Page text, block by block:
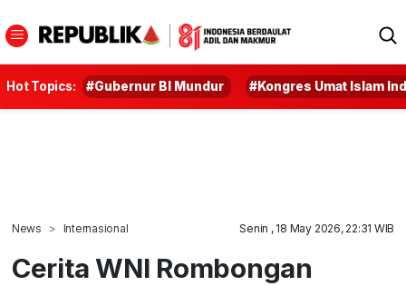
Hot Topics: #Gubernur BI Mundur #Kongres Umat Islam
News Internasional Senin , 18 May 2026, 22:31 WIB
Cerita WNI Rombongan